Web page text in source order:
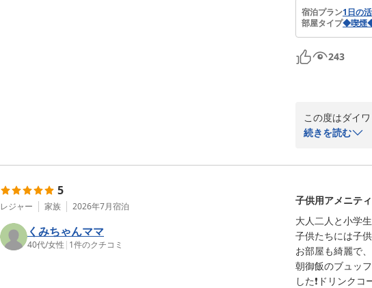
2026-06-06
宿泊プラン1日の
部屋タイプ◆喫煙
243
この度はダイ
が綺麗に咲い
当ホテル自慢
しかしながら
スタッフによ
また和歌山へ
続きを読む
5
レジャー 家族 2026年7月宿泊
くみちゃんママ
40代/女性 | 1件のクチコミ
子供用アメニテ
大人二人と小学
子供たちには子
お部屋も綺麗で
朝御飯のブュッ
した❗ドリンク